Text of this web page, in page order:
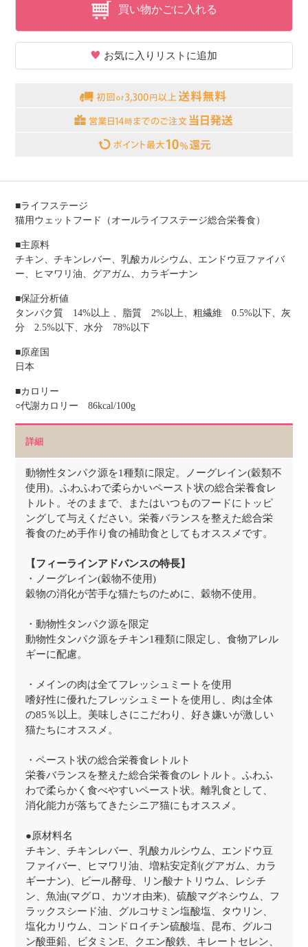
買い物かごに入れる
お気に入りリストに追加
■ライフステージ
猫用ウェットフード（オールライフステージ総合栄養食）
■主原料
チキン、チキンレバー、乳酸カルシウム、エンドウ豆ファイバ
ー、ヒマワリ油、グアガム、カラギーナン
■保証分析値
タンパク質 14%以上 、脂質 2%以上、粗繊維 0.5%以下、灰
分 2.5%以下、水分 78%以下
■原産国
日本
■カロリー
○代謝カロリー 86kcal/100g
詳細
動物性タンパク源を1種類に限定。ノーグレイン(穀類不
使用)。ふわふわで柔らかいペースト状の総合栄養食レ
トルト。そのままで、またはいつものフードにトッピ
ングして与えください。栄養バランスを整えた総合栄
養食のため手作り食の補助食としてもオススメです。
【フィーラインアドバンスの特長】
・ノーグレイン(穀物不使用)
穀物の消化が苦手な猫たちのために、穀物不使用。
・動物性タンパク源を限定
動物性タンパク源をチキン1種類に限定し、食物アレル
ギーに配慮。
・メインの肉は全てフレッシュミートを使用
嗜好性に優れたフレッシュミートを使用し、肉は全体
の85％以上。美味しさにこだわり、好き嫌いが激しい
猫たちにオススメ。
・ペースト状の総合栄養食レトルト
栄養バランスを整えた総合栄養食のレトルト。ふわふ
わで柔らかく食べやすいペースト状。離乳食として、
消化能力が落ちてきたシニア猫にもオススメ。
●原材料名
チキン、チキンレバー、乳酸カルシウム、エンドウ豆
ファイバー、ヒマワリ油、増粘安定剤(グアガム、カラ
ギーナン)、ビール酵母、リン酸ナトリウム、レシチ
ン、魚油(マグロ、カツオ由来)、硫酸マグネシウム、フ
ラックスシード油、グルコサミン塩酸塩、タウリン、
塩化カリウム、コンドロイチン硫酸塩、昆布、グルコ
ン酸亜鉛、ビタミンE、クエン酸鉄、キレートセレン、